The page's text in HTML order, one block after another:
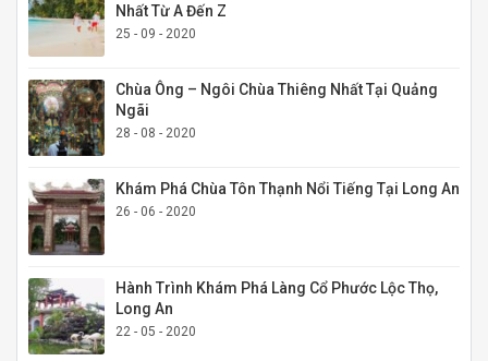
Nhất Từ A Đến Z
25 - 09 - 2020
Chùa Ông – Ngôi Chùa Thiêng Nhất Tại Quảng
Ngãi
28 - 08 - 2020
Khám Phá Chùa Tôn Thạnh Nổi Tiếng Tại Long An
26 - 06 - 2020
Hành Trình Khám Phá Làng Cổ Phước Lộc Thọ,
Long An
22 - 05 - 2020